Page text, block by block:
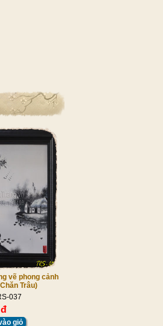
vẽ phong cảnh
Trâu)
037
giỏ